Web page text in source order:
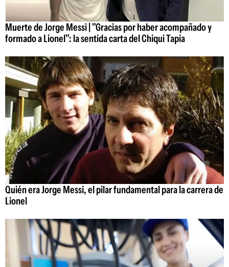
Muerte de Jorge Messi | "Gracias por haber acompañado y
formado a Lionel": la sentida carta del Chiqui Tapia
Quién era Jorge Messi, el pilar fundamental para la carrera de
Lionel